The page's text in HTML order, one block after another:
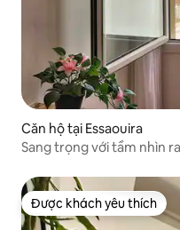
Căn hộ tại Essaouira
Sang trọng với tầm nhìn
Được khách yêu thích
Được khách yêu thích